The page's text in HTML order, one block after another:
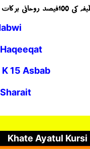
حاصل ہوں ۔
15 Asbab
Khate Ayatul Kursi